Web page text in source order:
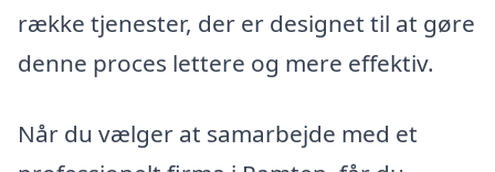
række tjenester, der er designet til at gøre
denne proces lettere og mere effektiv.
Når du vælger at samarbejde med et